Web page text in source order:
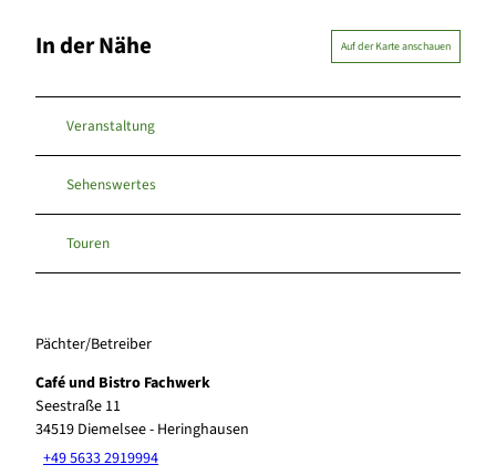
In der Nähe Auf der Karte anschauen
Veranstaltung
Sehenswertes
Touren
Pächter/Betreiber
Café und Bistro Fachwerk
Seestraße 11
34519 Diemelsee- Heringhausen
+49 5633 2919994